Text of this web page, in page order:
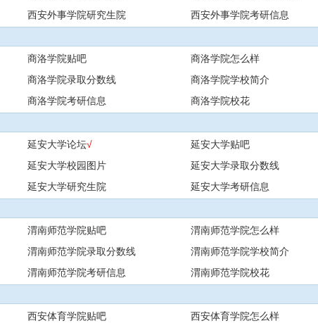
西安外事学院研究生院 西安外事学院考研信息
商洛学院贴吧 商洛学院怎么样
商洛学院录取分数线 商洛学院学校简介
商洛学院考研信息 商洛学院校花
延安大学论坛√ 延安大学贴吧
延安大学校园图片 延安大学录取分数线
延安大学研究生院 延安大学考研信息
渭南师范学院贴吧 渭南师范学院怎么样
渭南师范学院录取分数线 渭南师范学院学校简介
渭南师范学院考研信息 渭南师范学院校花
西安体育学院贴吧 西安体育学院怎么样